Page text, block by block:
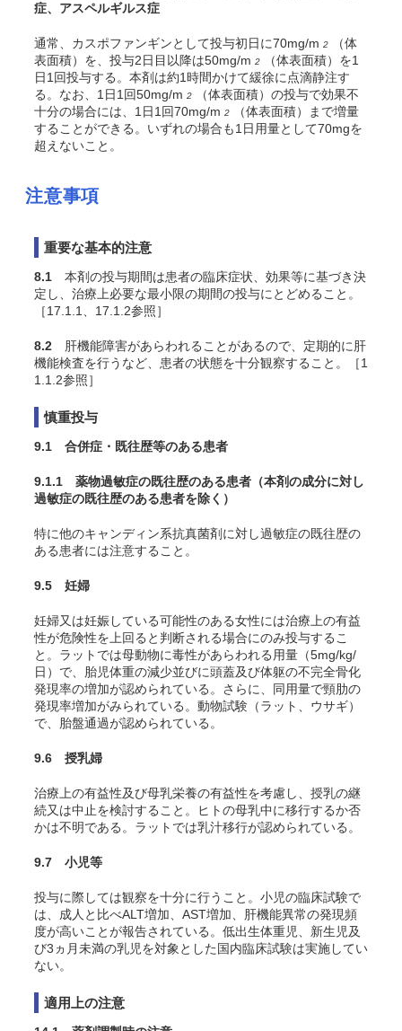
症、アスペルギルス症
通常、カスポファンギンとして投与初日に70mg/m 2
（体
表面積）を、投与2日目以降は50mg/m 2
（体表面積）を1
日1回投与する。本剤は約1時間かけて緩徐に点滴静注す
る。なお、1日1回50mg/m 2
（体表面積）の投与で効果不
十分の場合には、1日1回70mg/m 2
（体表面積）まで増量
することができる。いずれの場合も1日用量として70mgを
超えないこと。
注意事項
重要な基本的注意
8.1 本剤の投与期間は患者の臨床症状、効果等に基づき決
定し、治療上必要な最小限の期間の投与にとどめること。
［17.1.1、17.1.2参照］
8.2 肝機能障害があらわれることがあるので、定期的に肝
機能検査を行うなど、患者の状態を十分観察すること。［1
1.1.2参照］
慎重投与
9.1 合併症・既往歴等のある患者
9.1.1 薬物過敏症の既往歴のある患者（本剤の成分に対し
過敏症の既往歴のある患者を除く）
特に他のキャンディン系抗真菌剤に対し過敏症の既往歴の
ある患者には注意すること。
9.5 妊婦
妊婦又は妊娠している可能性のある女性には治療上の有益
性が危険性を上回ると判断される場合にのみ投与するこ
と。ラットでは母動物に毒性があらわれる用量（5mg/kg/
日）で、胎児体重の減少並びに頭蓋及び体躯の不完全骨化
発現率の増加が認められている。さらに、同用量で頸肋の
発現率増加がみられている。動物試験（ラット、ウサギ）
で、胎盤通過が認められている。
9.6 授乳婦
治療上の有益性及び母乳栄養の有益性を考慮し、授乳の継
続又は中止を検討すること。ヒトの母乳中に移行するか否
かは不明である。ラットでは乳汁移行が認められている。
9.7 小児等
投与に際しては観察を十分に行うこと。小児の臨床試験で
は、成人と比べALT増加、AST増加、肝機能異常の発現頻
度が高いことが報告されている。低出生体重児、新生児及
び3ヵ月未満の乳児を対象とした国内臨床試験は実施してい
ない。
適用上の注意